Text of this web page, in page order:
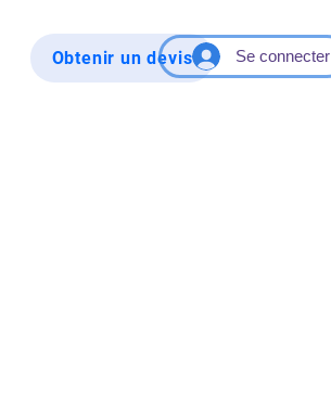
Obtenir un devis Se connecter